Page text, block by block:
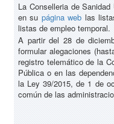
La Conselleria de
en su página web las
listas de empleo temporal.
A partir del 28 de
formular alegaciones
registro telemático de la
Pública o en las
la Ley 39/2015, de 1 de
común de las